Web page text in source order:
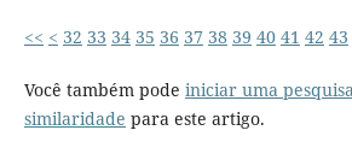
<< < 32 33 34 35 36 37 38 39 40 41 42 43
Você também pode iniciar uma
similaridade para este artigo.